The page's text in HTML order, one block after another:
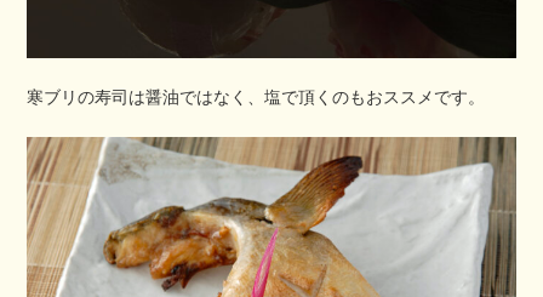
寒ブリの寿司は醤油ではなく、塩で頂くのもおススメです。